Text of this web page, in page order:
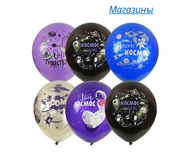
Магазины